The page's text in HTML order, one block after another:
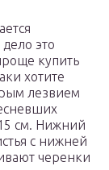
это
купить
хотите
лезвием
см. Нижний
с нижней
черенки